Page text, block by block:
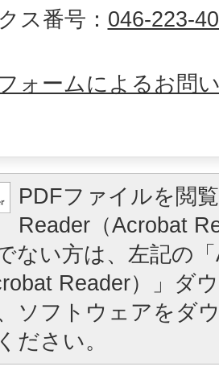
ス番号： 046-223-
ォームによるお問
PDFファイルを閲
Reader（Acrobat
ない方は、左記の
Reader）」ダ
ソフトウェアをダ
ださい。